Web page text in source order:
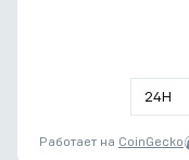
24H
Работает на CoinGecko